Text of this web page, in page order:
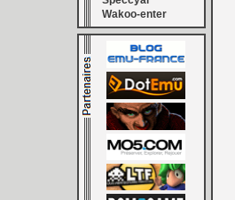
Wakoo-enter